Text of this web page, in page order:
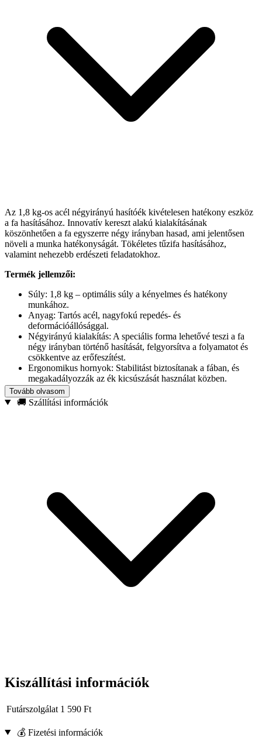
Az 1,8 kg-os acél négyirányú hasítóék kivételesen hatékony eszköz
a fa hasításához. Innovatív kereszt alakú kialakításának
köszönhetően a fa egyszerre négy irányban hasad, ami jelentősen
növeli a munka hatékonyságát. Tökéletes tűzifa hasításához,
valamint nehezebb erdészeti feladatokhoz.
Termék jellemzői:
Súly: 1,8 kg – optimális súly a kényelmes és hatékony
munkához.
Anyag: Tartós acél, nagyfokú repedés- és
deformációállósággal.
Négyirányú kialakítás: A speciális forma lehetővé teszi a fa
négy irányban történő hasítását, felgyorsítva a folyamatot és
csökkentve az erőfeszítést.
Ergonomikus hornyok: Stabilitást biztosítanak a fában, és
megakadályozzák az ék kicsúszását használat közben.
Porfestés: Tartós védőréteg, amely megvédi az éket a
korróziótól és növeli annak élettartamát.
Tovább olvasom
🚚 Szállítási információk
Kiszállítási információk
Futárszolgálat 1 590 Ft
💰 Fizetési információk